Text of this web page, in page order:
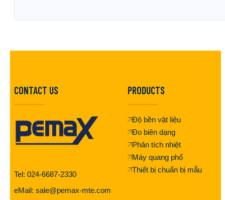
CONTACT US
Tel: 024-6687-2330
eMail: sale@pemax-mte.com
PRODUCTS
Độ bền vật liệu
Đo biên dạng
Phân tích nhiệt
Máy quang phổ
Thiết bị chuẩn bị mẫu